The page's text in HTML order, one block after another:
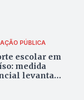
PÚBLICA
escolar em
medida
levanta